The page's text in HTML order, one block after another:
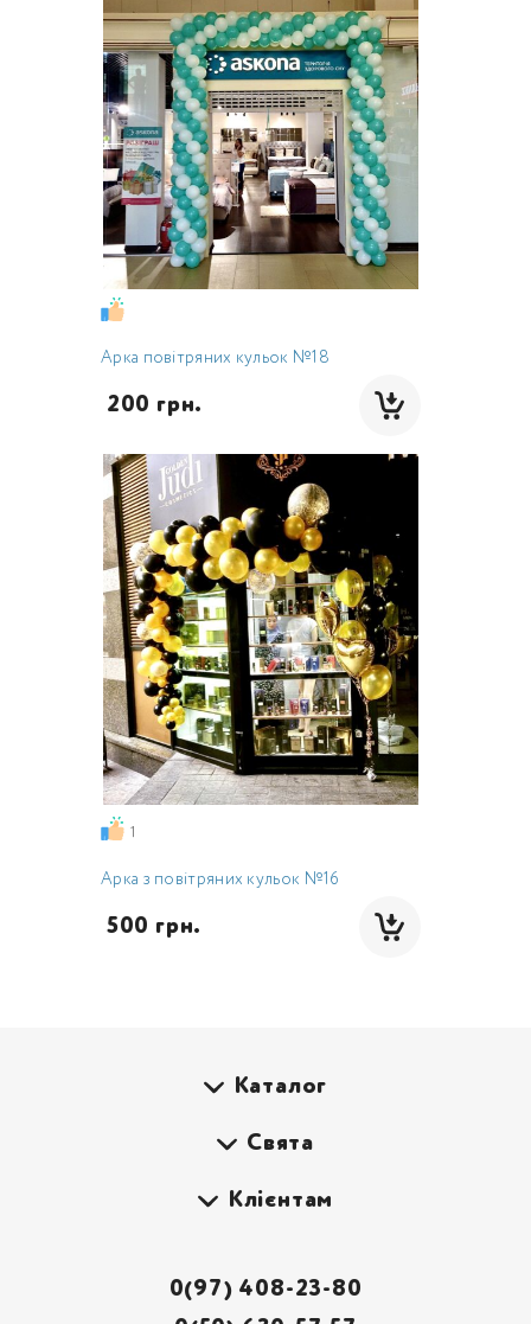
Арка повітряних кульок №18
200 грн.
1
Арка з повітряних кульок №16
500 грн.
Каталог
Свята
Клієнтам
0(97) 408-23-80